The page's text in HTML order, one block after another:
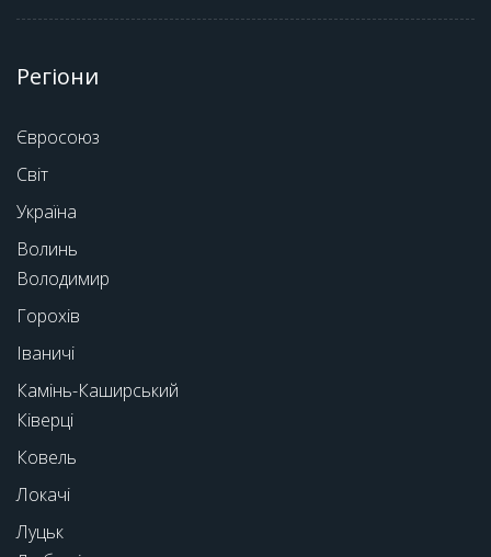
Регіони
Євросоюз
Світ
Україна
Волинь
Володимир
Горохів
Іваничі
Камінь-Каширський
Ківерці
Ковель
Локачі
Луцьк